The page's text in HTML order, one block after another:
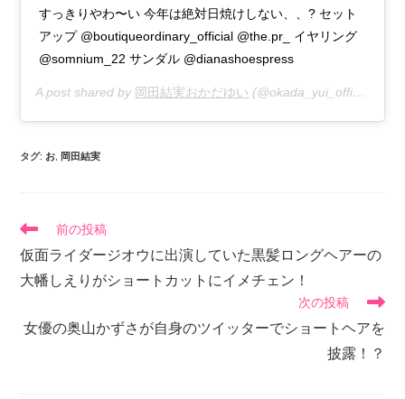
すっきりやわ〜い 今年は絶対日焼けしない、、? セット
アップ @boutiqueordinary_official @the.pr_ イヤリング
@somnium_22 サンダル @dianashoespress
A post shared by 岡田結実おかだゆい (@okada_yui_official) on
タグ: お, 岡田結実
前の投稿
仮面ライダージオウに出演していた黒髪ロングヘアーの
大幡しえりがショートカットにイメチェン！
次の投稿
女優の奥山かずさが自身のツイッターでショートヘアを
披露！？